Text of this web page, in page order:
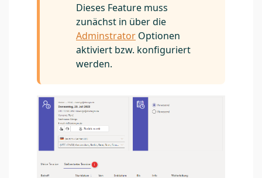
Dieses Feature muss
zunächst in über die
Adminstrator Optionen
aktiviert bzw. konfiguriert
werden.